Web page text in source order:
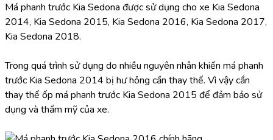
Má phanh trước Kia Sedona được sử dụng cho xe Kia Sedona
2014, Kia Sedona 2015, Kia Sedona 2016, Kia Sedona 2017,
Kia Sedona 2018.
Trong quá trình sử dụng do nhiều nguyên nhân khiến má phanh
trước Kia Sedona 2014 bị hư hỏng cần thay thế. Vì vậy cần
thay thế ốp má phanh trước Kia Sedona 2015 để đảm bảo sử
dụng và thẩm mỹ của xe.